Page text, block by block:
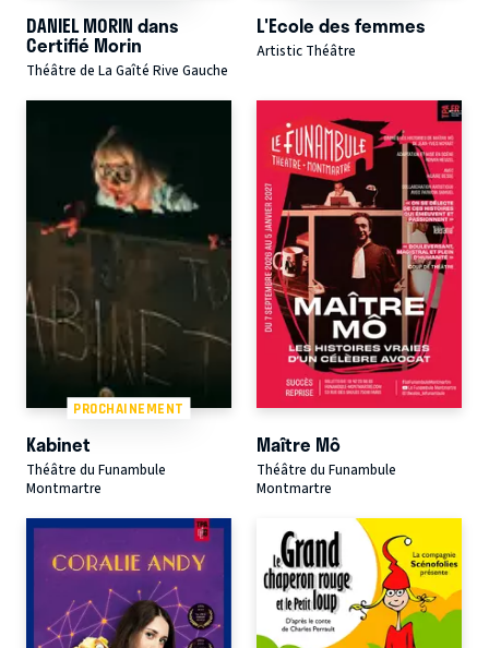
DANIEL MORIN dans
Certifié Morin
Théâtre de La Gaîté Rive Gauche
L'Ecole des femmes
Artistic Théâtre
PROCHAINEMENT
Kabinet
Théâtre du Funambule
Montmartre
Maître Mô
Théâtre du Funambule
Montmartre